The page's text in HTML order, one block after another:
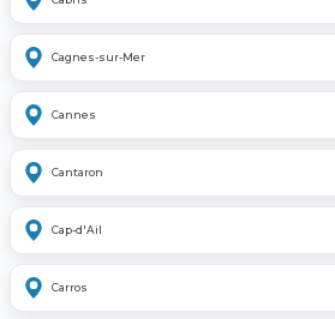
Cagnes-sur-Mer
Cannes
Cantaron
Cap-d'Ail
Carros